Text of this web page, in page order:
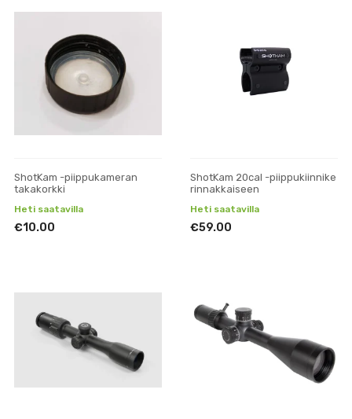
ShotKam -piippukameran
takakorkki
Heti saatavilla
€10.00
ShotKam 20cal -piippukiinnike
rinnakkaiseen
Heti saatavilla
€59.00